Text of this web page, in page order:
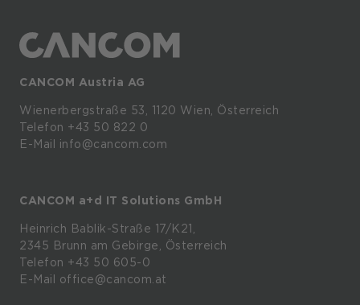
CANCOM Austria AG
Wienerbergstraße 53, 1120 Wien, Österreich
Telefon +43 50 822 0
E-Mail info@cancom.com
CANCOM a+d IT Solutions GmbH
Heinrich Bablik-Straße 17/K21,
2345 Brunn am Gebirge, Österreich
Telefon +43 50 605-0
E-Mail office@cancom.at